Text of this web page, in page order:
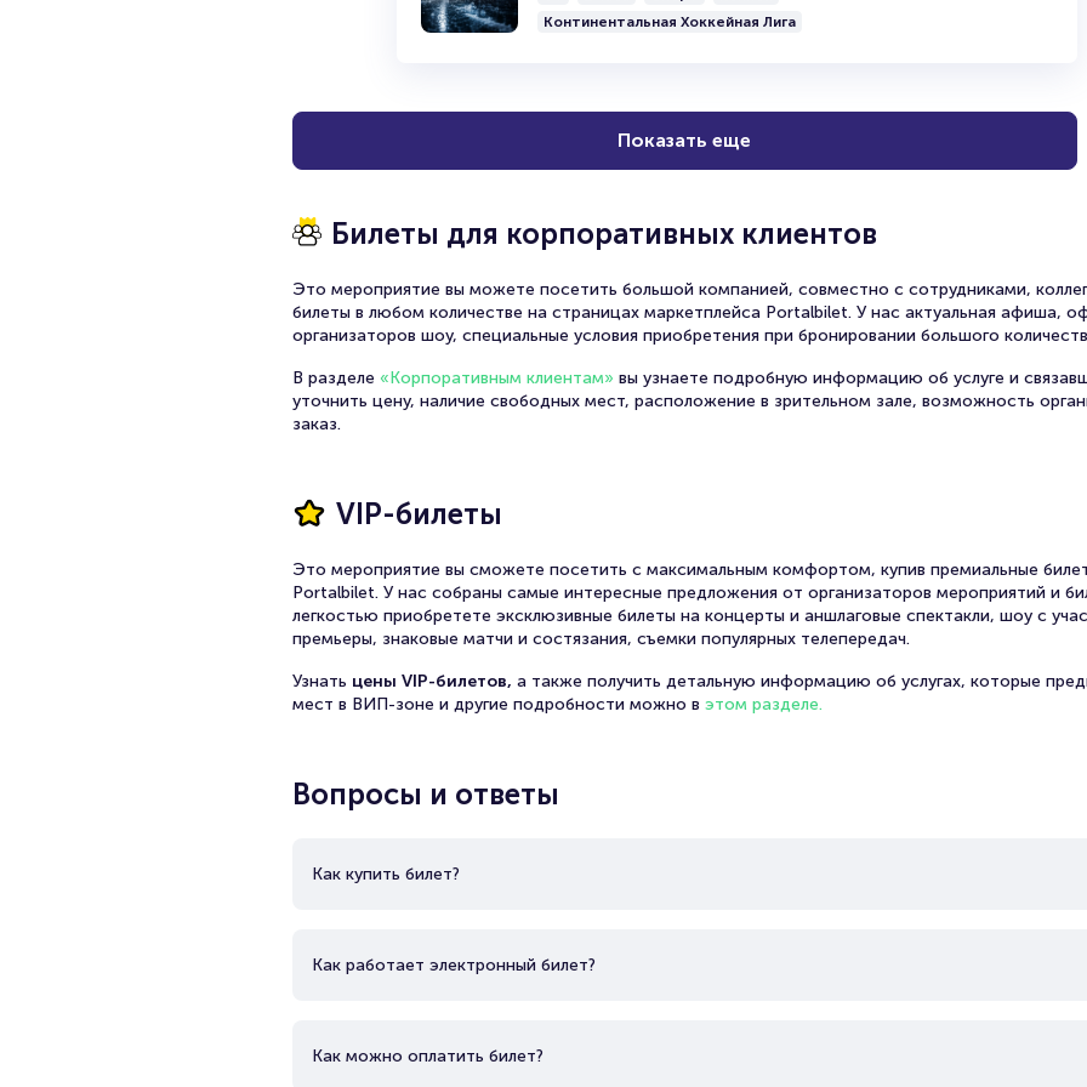
Кубка Европы, звание победителя Континентального
во Всероссийской хоккейной лиге, но в ее истории
хоккейной лиги и вновь подала заявку на выход в
Главный тренер команды Валерий Белов планомерно
игрового уровня своих подопечных. Домашние матчи
Континентальная Хоккейная Лига
Показать еще
Билеты для корпоративных клиентов
Это мероприятие вы можете посетить большой компанией, совместно с сотрудниками,
билеты в любом количестве на страницах маркетплейса Portalbilet. У нас актуальная афиша,
организаторов шоу, специальные условия приобретения при бронировании большого
В разделе «Корпоративным клиентам» вы узнаете подробную информацию об услуге и
уточнить цену, наличие свободных мест, расположение в зрительном зале, возможность
заказ.
VIP-билеты
Это мероприятие вы сможете посетить с максимальным комфортом, купив премиальные
Portalbilet. У нас собраны самые интересные предложения от организаторов мероприятий и
легкостью приобретете эксклюзивные билеты на концерты и аншлаговые спектакли, шоу с
премьеры, знаковые матчи и состязания, съемки популярных телепередач.
Узнать цены VIP-билетов, а также получить детальную информацию об услугах, которые
мест в ВИП-зоне и другие подробности можно в этом разделе.
Вопросы и ответы
Как купить билет?
Как работает электронный билет?
Как можно оплатить билет?